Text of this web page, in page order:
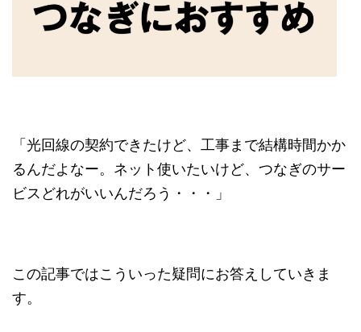
「光回線の契約できたけど、工事まで結構時間かか
るんだよなー。ネット使いたいけど、つなぎのサー
ビスどれがいいんだろう・・・」
この記事ではこういった疑問にお答えしていきま
す。